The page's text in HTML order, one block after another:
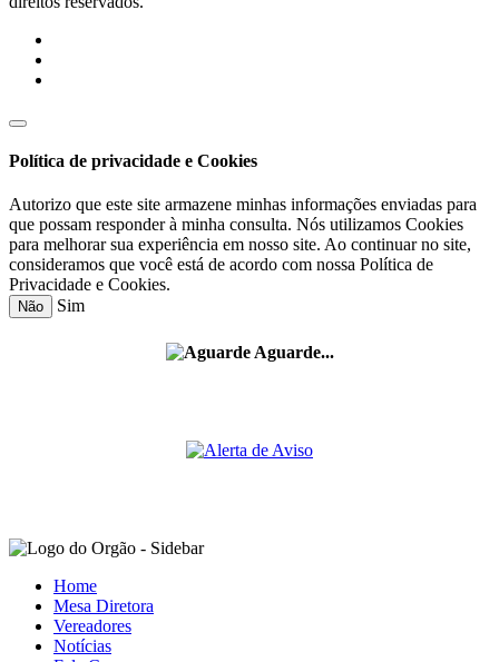
Política de privacidade e Cookies
Autorizo que este site armazene minhas informações enviadas para
que possam responder à minha consulta. Nós utilizamos Cookies
para melhorar sua experiência em nosso site. Ao continuar no site,
consideramos que você está de acordo com nossa Política de
Privacidade e Cookies.
Não Sim
Aguarde...
Home
Mesa Diretora
Vereadores
Notícias